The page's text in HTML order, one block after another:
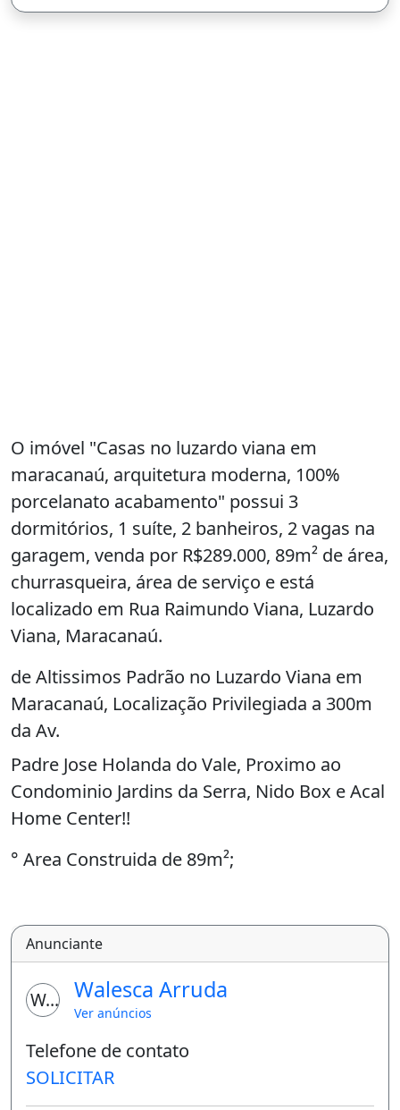
O imóvel "Casas no luzardo viana em
maracanaú, arquitetura moderna, 100%
porcelanato acabamento" possui 3
dormitórios, 1 suíte, 2 banheiros, 2 vagas na
garagem, venda por R$289.000, 89m² de área,
churrasqueira, área de serviço e está
localizado em Rua Raimundo Viana, Luzardo
Viana, Maracanaú.
de Altissimos Padrão no Luzardo Viana em
Maracanaú, Localização Privilegiada a 300m
da Av.
Padre Jose Holanda do Vale, Proximo ao
Condominio Jardins da Serra, Nido Box e Acal
Home Center!!
° Area Construida de 89m²;
° 3 Quartos (1 Suíte Master e 1 Suíte
Reversivel);
° 1 Banheiro Social;
° Sala de Estar | Jantar Amplas;
° Cozinha Americana Toda Revestida;
° Area de Serviço;
Anunciante
WA Walesca Arruda
Ver anúncios
Telefone de contato
SOLICITAR